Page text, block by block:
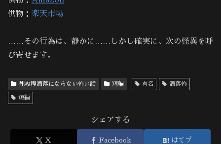
供物： 楽天市場
……その行為は、静かに……しかし確実に、次の怪異を呼
び寄せます。
死ぬ程洒落にならない怖い話 短編 有名 洒落怖
短編
シェアする
X Facebook はてブ